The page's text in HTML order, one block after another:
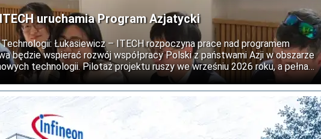
uruchamia Program Azjatycki
Łukasiewicz – ITECH rozpoczyna prace nad programem
będzie wspierać rozwój współpracy Polski z państwami Azji w obszarze
technologii. Pilotaż projektu ruszy we wrześniu 2026 roku, a pełna
planowana jest na 2027 rok.